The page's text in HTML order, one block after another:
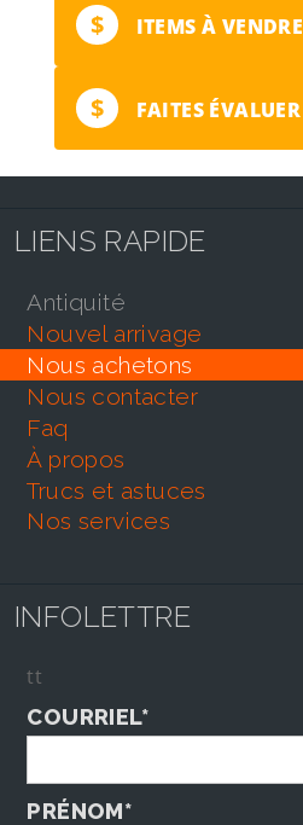
$ ITEMS À VENDRE
$ FAITES ÉVALUER
LIENS RAPIDE
antiquité
nouvel arrivage
nous achetons
nous contacter
faq
À propos
trucs et astuces
nos services
INFOLETTRE
tt
COURRIEL*
PRÉNOM*